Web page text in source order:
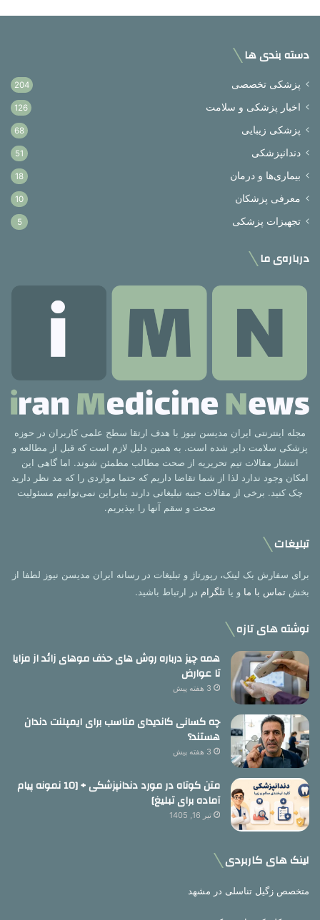
دسته بندی ها
پزشکی تخصصی 204
اخبار پزشکی و سلامت 126
پزشکی زیبایی 68
دندانپزشکی 51
بیماری‌ها و درمان 18
معرفی پزشکان 10
تجهیزات پزشکی 5
درباره‌ی ما
مجله اینترنتی ایران مدیسن نیوز با هدف ارتقا سطح علمی کاربران در حوزه
پزشکی سلامت دایر شده است. به همین دلیل لازم است که قبل از مطالعه و
انتشار مقالات تیم تحریریه از صحت مطالب مطمئن شوند. اما گاهی این
امکان وجود ندارد لذا از شما تقاضا داریم که حتما مواردی را که مد نظر دارید
چک کنید. برخی از مقالات جنبه تبلیغاتی دارند بنابراین نمی‌توانیم مسئولیت
صحت و سقم آنها را بپذیریم.
تبلیغات
برای سفارش بک لینک، رپورتاژ و تبلیغات در رسانه ایران مدیسن نیوز لطفا از
بخش تماس با ما و یا تلگرام در ارتباط باشید.
نوشته های تازه
همه چیز درباره روش های حذف موهای زائد از مزایا
تا عوارض
3 هفته پیش
چه کسانی کاندیدای مناسب برای ایمپلنت دندان
هستند؟
3 هفته پیش
متن کوتاه در مورد دندانپزشکی + [10 نمونه پیام
آماده برای تبلیغ]
تیر 16, 1405
لینک های کاربردی
متخصص زگیل تناسلی در مشهد